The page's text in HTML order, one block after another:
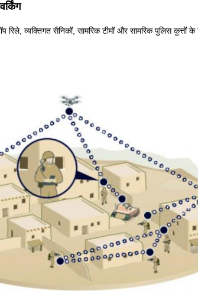
रिले, व्यक्तिगत सैनिकों, सामरिक टीमों और सामरिक पुलिस